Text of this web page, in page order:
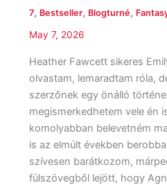
7, Bestseller, Blogturné,
May 7, 2026
Heather Fawcett sikeres
olvastam, lemaradtam róla,
szerzőnek egy önálló
megismerkedhetem vele én
komolyabban belevetném
is az elmúlt években
szívesen barátkozom,
fülszövegből lejött, hogy